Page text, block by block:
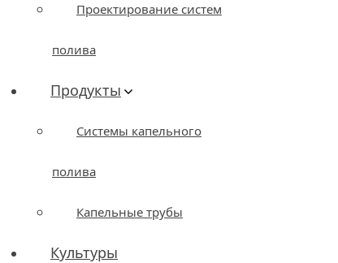
Проектирование систем
полива
Продукты
Системы капельного
полива
Капельные трубы
Культуры